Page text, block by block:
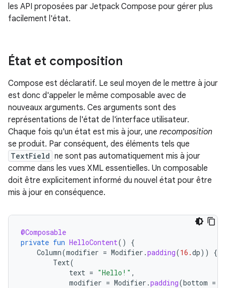
les API proposées par Jetpack Compose pour gérer plus
facilement l'état.
État et composition
Compose est déclaratif. Le seul moyen de le mettre à jour
est donc d'appeler le même composable avec de
nouveaux arguments. Ces arguments sont des
représentations de l'état de l'interface utilisateur.
Chaque fois qu'un état est mis à jour, une recomposition
se produit. Par conséquent, des éléments tels que
TextField ne sont pas automatiquement mis à jour
comme dans les vues XML essentielles. Un composable
doit être explicitement informé du nouvel état pour être
mis à jour en conséquence.
@Composable
private fun HelloContent()
{
Column(modifier = Modifier .padding(16.dp))
{
Text(
text = "Hello!" ,
modifier = Modifier .padding(bottom =